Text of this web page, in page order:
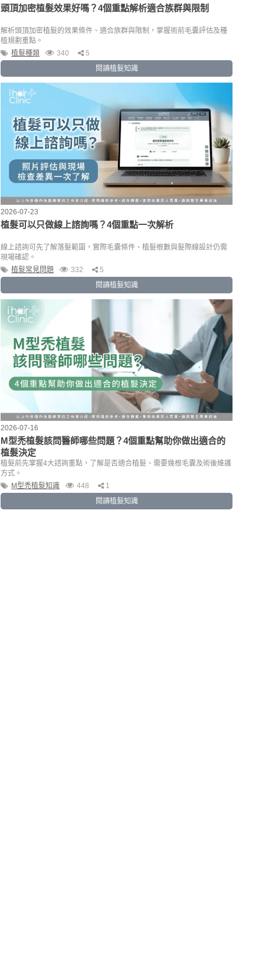
頭頂加密植髮效果好嗎？4個重點解析適合族群與限制
解析頭頂加密植髮的效果條件、適合族群與限制，掌握術前毛囊評估及種
植規劃重點。
植髮種類
340
5
閱讀植髮知識
2026-07-23
植髮可以只做線上諮詢嗎？4個重點一次解析
線上諮詢可先了解落髮範圍，實際毛囊條件、植髮根數與髮際線設計仍需
現場確認。
植髮常見問題
332
5
閱讀植髮知識
2026-07-16
M型禿植髮該問醫師哪些問題？4個重點幫助你做出適合的
植髮決定
植髮前先掌握4大諮詢重點，了解是否適合植髮、需要幾根毛囊及術後維護
方式。
M型禿植髮知識
448
1
閱讀植髮知識